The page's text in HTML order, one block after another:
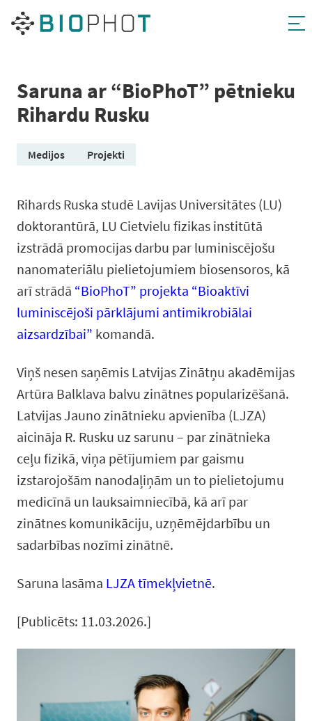
Pāriet
Saruna ar “BioPhoT” pētnieku
Rihardu Rusku
Medijos Projekti
Rihards Ruska studē Lavijas Universitātes (LU)
doktorantūrā, LU Cietvielu fizikas institūtā
izstrādā promocijas darbu par luminiscējošu
nanomateriālu pielietojumiem biosensoros, kā
arī strādā “BioPhoT” projekta “Bioaktīvi
luminiscējoši pārklājumi antimikrobiālai
aizsardzībai” komandā.
Viņš nesen saņēmis Latvijas Zinātņu akadēmijas
Artūra Balklava balvu zinātnes popularizēšanā.
Latvijas Jauno zinātnieku apvienība (LJZA)
aicināja R. Rusku uz sarunu – par zinātnieka
ceļu fizikā, viņa pētījumiem par gaismu
izstarojošām nanodaļiņām un to pielietojumu
medicīnā un lauksaimniecībā, kā arī par
zinātnes komunikāciju, uzņēmējdarbību un
sadarbības nozīmi zinātnē.
Saruna lasāma LJZA tīmekļvietnē.
[Publicēts: 11.03.2026.]